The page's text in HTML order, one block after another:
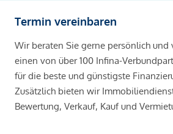
Termin vereinbaren
Wir beraten Sie gerne persönlich und
einen von über 100 Infina-
für die beste und günstigste
Zusätzlich bieten wir
Bewertung, Verkauf, Kauf und